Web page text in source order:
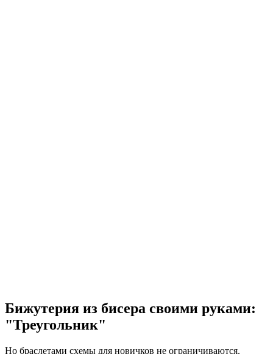
Бижутерия из бисера своими руками:
"Треугольник"
Но браслетами схемы для новичков не ограничиваются.